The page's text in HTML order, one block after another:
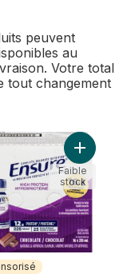
peuvent
au
Votre total
tout changement
substitut de repas
Ajouter
Faible
stock